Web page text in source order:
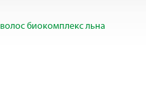
биокомплекс льна